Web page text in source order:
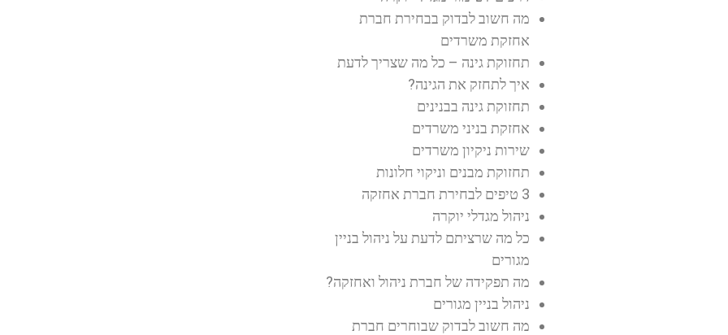
מה חשוב לבדוק בבחירת חברת
אחזקת משרדים
תחזוקת גינה – כל מה שצריך לדעת
איך לתחזק את הגינה?
תחזוקת גינה בבנינים
אחזקת בניני משרדים
שירות ניקיון משרדים
תחזוקת מבנים וניקוי חלונות
3 טיפים לבחירת חברת אחזקה
ניהול מגדלי יוקרה
כל מה שרציתם לדעת על ניהול בניין
מגורים
מה תפקידה של חברת ניהול ואחזקה?
ניהול בניין מגורים
מה חשוב לבדוק שבוחרים חברת